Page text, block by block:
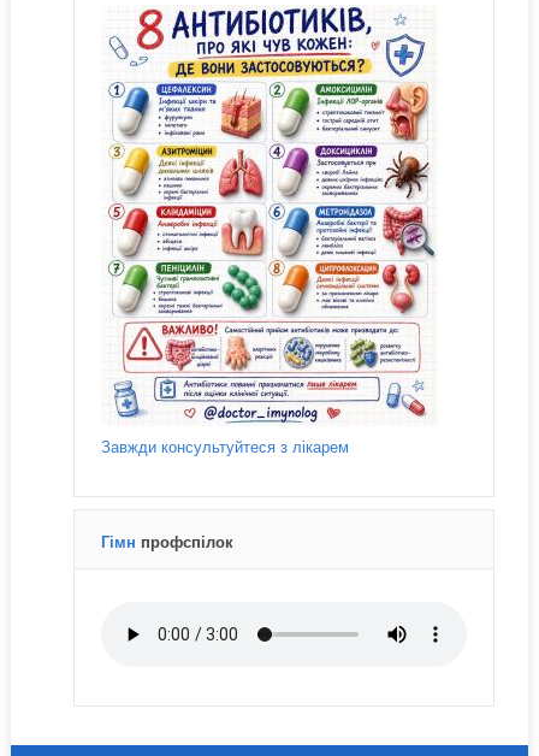
Завжди консультуйтеся з лікарем
Гімн профспілок